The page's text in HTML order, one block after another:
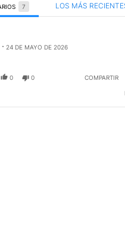
7 LOS MÁS
24 DE MAYO DE 2026
0 0 COMPARTIR